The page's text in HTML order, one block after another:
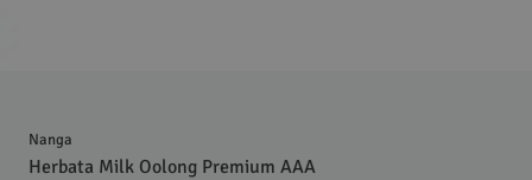
Nanga
Herbata Milk Oolong Premium AAA